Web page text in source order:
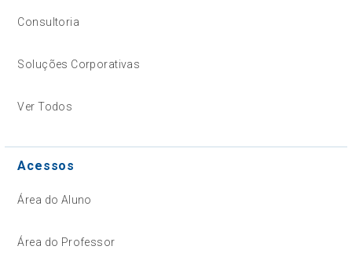
Consultoria
Soluções Corporativas
Ver Todos
Acessos
Área do Aluno
Área do Professor